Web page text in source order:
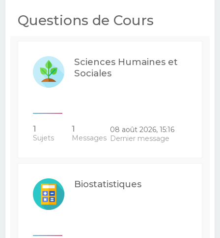
Questions de Cours
Sciences Humaines et
Sociales
1
Sujets
1
Messages
08 août 2026, 15:16
Dernier message
Biostatistiques